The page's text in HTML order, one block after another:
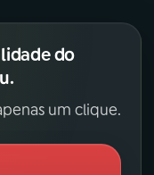
do
um clique.